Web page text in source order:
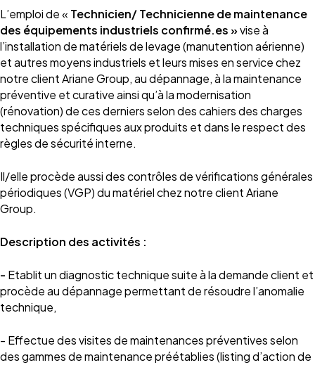
L’emploi de « Technicien/ Technicienne de maintenance
des équipements industriels confirmé.es »vise à
l’installation de matériels de levage (manutention aérienne)
et autres moyens industriels et leurs mises en service chez
notre client Ariane Group, au dépannage, à la maintenance
préventive et curative ainsi qu’à la modernisation
(rénovation) de ces derniers selon des cahiers des charges
techniques spécifiques aux produits et dans le respect des
règles de sécurité interne.
Il/elle procède aussi des contrôles de vérifications générales
périodiques (VGP) du matériel chez notre client Ariane
Group.
Description des activités :
- Etablit un diagnostic technique suite à la demande client et
procède au dépannage permettant de résoudre l’anomalie
technique,
- Effectue des visites de maintenances préventives selon
des gammes de maintenance préétablies (listing d’action de